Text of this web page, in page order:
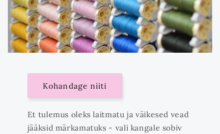
Kohandage niiti
Et tulemus oleks laitmatu ja väikesed vead
jääksid märkamatuks - vali kangale sobiv